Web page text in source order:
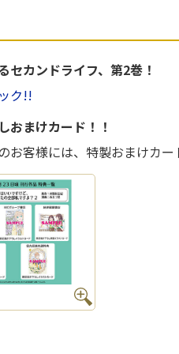
カンドライフ、第2巻！
ク!!
まけカード！！
お客様には、特製おまけカー